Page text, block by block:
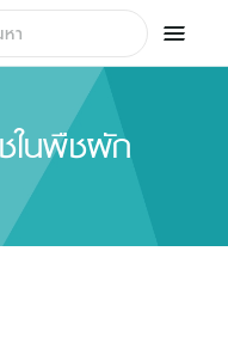
ในพืชผัก